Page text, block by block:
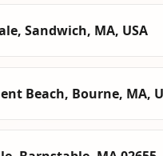
Sandwich, MA, USA
Beach, Bourne, MA,